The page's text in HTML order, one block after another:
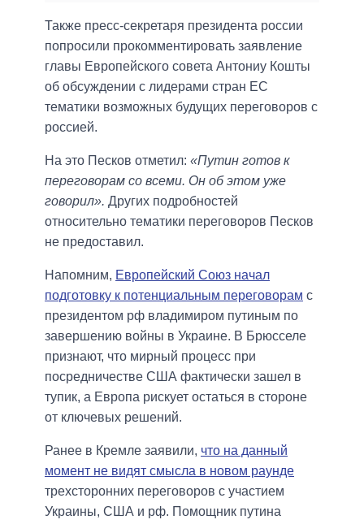
Также пресс-секретаря президента россии
попросили прокомментировать заявление
главы Европейского совета Антониу Кошты
об обсуждении с лидерами стран ЕС
тематики возможных будущих переговоров с
россией.
На это Песков отметил: «Путин готов к
переговорам со всеми. Он об этом уже
говорил». Других подробностей
относительно тематики переговоров Песков
не предоставил.
Напомним, Европейский Союз начал
подготовку к потенциальным переговорам с
президентом рф владимиром путиным по
завершению войны в Украине. В Брюсселе
признают, что мирный процесс при
посредничестве США фактически зашел в
тупик, а Европа рискует остаться в стороне
от ключевых решений.
Ранее в Кремле заявили, что на данный
момент не видят смысла в новом раунде
трехсторонних переговоров с участием
Украины, США и рф. Помощник путина